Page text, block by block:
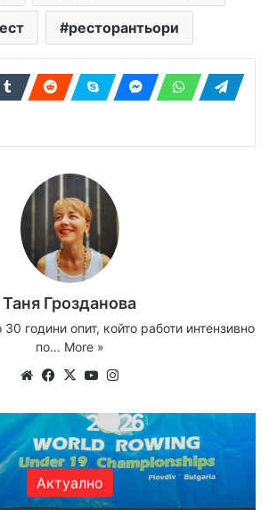
ресторантьори
Таня Грозданова
години опит, който работи интензивно
по… More »
WebsiteFacebook
X YouTube
Актуално